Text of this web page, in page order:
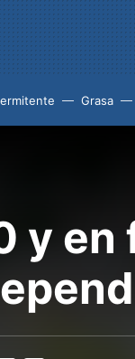
Grasa
y